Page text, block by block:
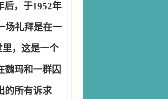
后，于1952年
场礼拜是在一
，这是一个
魏玛和一群囚
的所有诉求